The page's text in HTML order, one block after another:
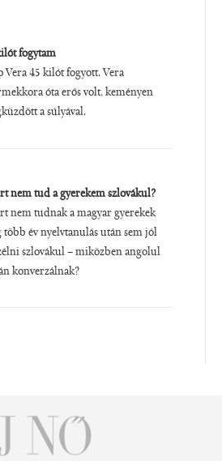
fogytam
Vera 45 kilót fogyott. Vera
óta erős volt, keményen
a súlyával.
nem tud a gyerekem szlovákul?
nem tudnak a magyar gyerekek
több év nyelvtanulás után sem jól
szlovákul – miközben angolul
konverzálnak?